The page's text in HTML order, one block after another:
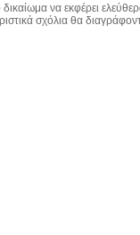
να εκφέρει
σχόλια θα